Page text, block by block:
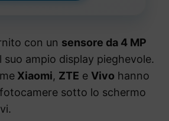
con un sensore da 4 MP
ampio display pieghevole.
Xiaomi, ZTE e Vivo hanno
sotto lo schermo